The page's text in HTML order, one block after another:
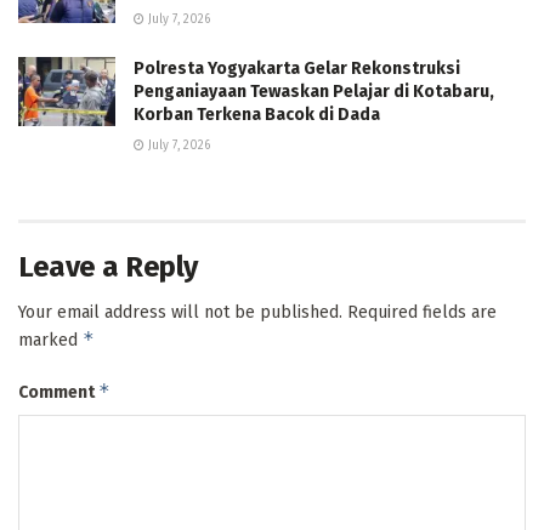
July 7, 2026
Polresta Yogyakarta Gelar Rekonstruksi
Penganiayaan Tewaskan Pelajar di Kotabaru,
Korban Terkena Bacok di Dada
July 7, 2026
Leave a Reply
Your email address will not be published. Required fields are
marked *
Comment*